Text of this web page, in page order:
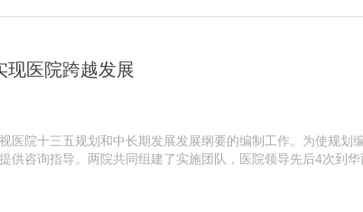
现医院跨越发展
医院十三五规划和中长期发展发展纲要的编制工作。为使规划
供咨询指导。两院共同组建了实施团队，医院领导先后4次到华